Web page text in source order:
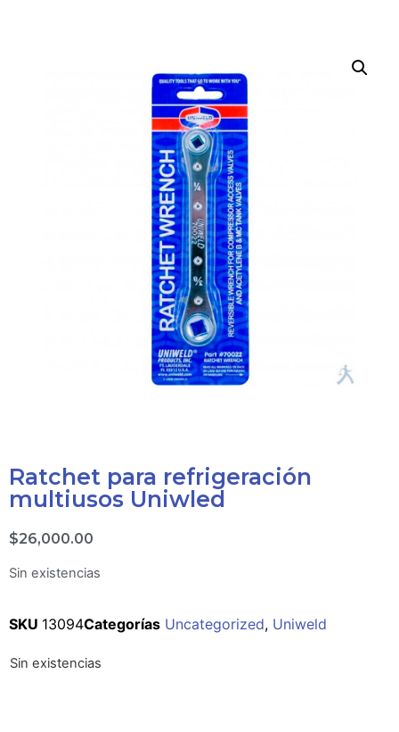
Ratchet para refrigeración
multiusos Uniwled
$26,000.00
Sin existencias
SKU 13094Categorías Uncategorized, Uniweld
Sin existencias